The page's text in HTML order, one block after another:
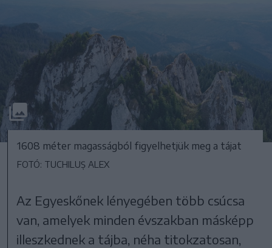
1608 méter magasságból figyelhetjük meg a tájat
FOTÓ: TUCHILUȘ ALEX
Az Egyeskőnek lényegében több csúcsa
van, amelyek minden évszakban másképp
illeszkednek a tájba, néha titokzatosan,